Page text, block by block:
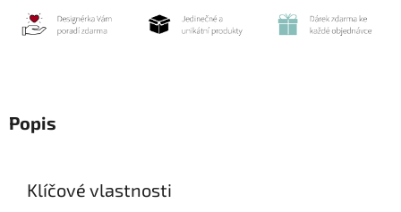
Popis
Klíčové vlastnosti